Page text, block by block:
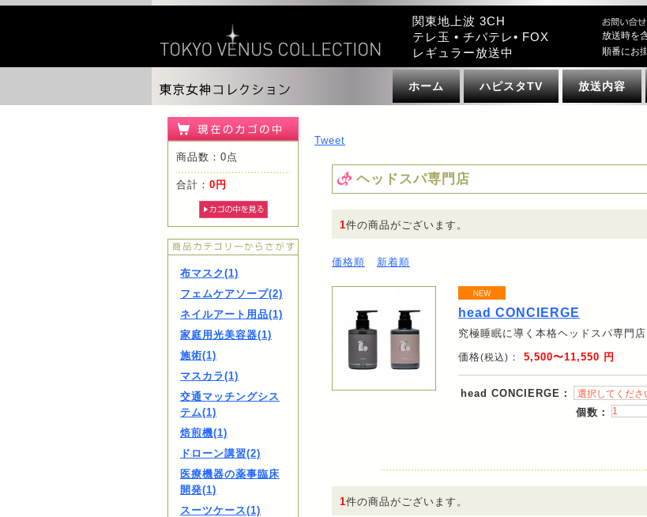
関東地上波 3CH
テレ玉 • チバテレ• FOX
レギュラー放送中
放送時を
順番にお
ホーム ハピスタTV 放送内容
商品数：0点
合計： 0円
布マスク(1)
フェムケアソープ(2)
ネイルアート用品(1)
家庭用光美容器(1)
施術(1)
マスカラ(1)
交通マッチングシス
テム(1)
焙煎機(1)
ドローン講習(2)
医療機器の薬事臨床
開発(1)
スーツケース(1)
Tweet
ヘッドスパ専門店
1件の商品がございます。
価格順 新着順
head CONCIERGE
究極睡眠に導く本格ヘッドスパ専門店
価格(税込) ： 5,500〜11,550 円
head CONCIERGE：
個数：
1件の商品がございます。